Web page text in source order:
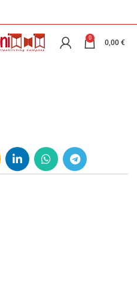
0
0,00 €